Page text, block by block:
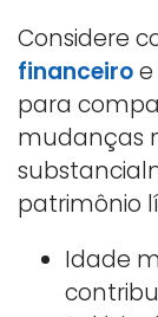
Considere
financeiro
para
mudanças
patrimônio
Idade